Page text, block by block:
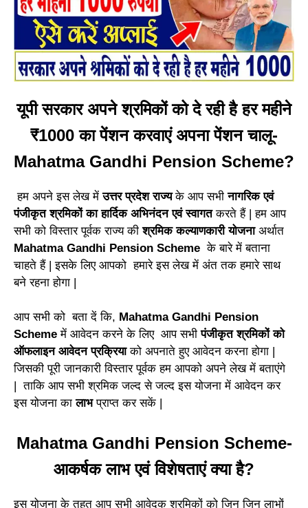
यूपी सरकार अपने श्रमिकों को दे रही है हर महीने
₹1000 का पेंशन करवाएं अपना पेंशन चालू-
Mahatma Gandhi Pension Scheme?
हम अपने इस लेख मेंउत्तर प्रदेश राज्यके आप सभीनागरिक एवं
पंजीकृत श्रमिकों का हार्दिक अभिनंदन एवं स्वागतकरते हैं | हम आप
सभी को विस्तार पूर्वक राज्य कीश्रमिक कल्याणकारी योजनाअर्थात
Mahatma Gandhi Pension Scheme के बारे में बताना
चाहते हैं | इसके लिए आपको हमारे इस लेख में अंत तक हमारे साथ
बने रहना होगा |
आप सभी को बता दें कि, Mahatma Gandhi Pension
Scheme में आवेदन करने के लिए आप सभीपंजीकृत श्रमिकों को
ऑफलाइन आवेदन प्रक्रियाको अपनाते हुए आवेदन करना होगा |
जिसकी पूरी जानकारी विस्तार पूर्वक हम आपको अपने लेख में बताएंगे
| ताकि आप सभी श्रमिक जल्द से जल्द इस योजना में आवेदन कर
इस योजना कालाभप्राप्त कर सकें |
Mahatma Gandhi Pension Scheme-
आकर्षक लाभ एवं विशेषताएं क्या है?
इस योजना के तहत आप सभी आवेदक श्रमिकों को जिन जिन लाभों